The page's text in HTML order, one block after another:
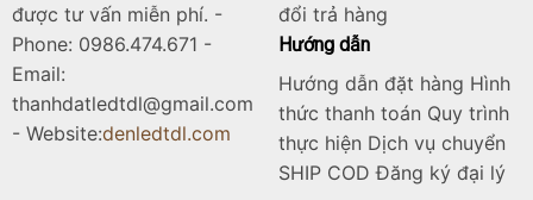
được tư vấn miễn phí. -
Phone: 0986.474.671 -
Email:
thanhdatledtdl@gmail.com
- Website:denledtdl.com
đổi trả hàng
Hướng dẫn
Hướng dẫn đặt hàng Hình
thức thanh toán Quy trình
thực hiện Dịch vụ chuyển
SHIP COD Đăng ký đại lý